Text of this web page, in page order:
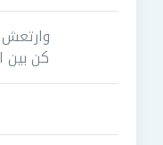
كن بين